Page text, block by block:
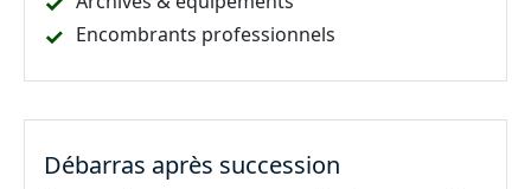
Encombrants professionnels
Débarras après succession